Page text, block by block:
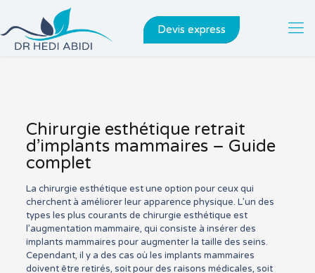
Devis express
Chirurgie esthétique retrait
d’implants mammaires – Guide
complet
La chirurgie esthétique est une option pour ceux qui
cherchent à améliorer leur apparence physique. L’un des
types les plus courants de chirurgie esthétique est
l’augmentation mammaire, qui consiste à insérer des
implants mammaires pour augmenter la taille des seins.
Cependant, il y a des cas où les implants mammaires
doivent être retirés, soit pour des raisons médicales, soit